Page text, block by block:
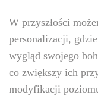
W przyszłości
personalizacji,
wygląd swojego
co zwiększy ich
modyfikacji